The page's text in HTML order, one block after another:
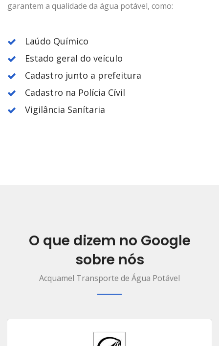
garantem a qualidade da água potável, como:
Laúdo Químico
Estado geral do veículo
Cadastro junto a prefeitura
Cadastro na Polícia Cívil
Vigilância Sanítaria
O que dizem no Google
sobre nós
Acquamel Transporte de Água Potável